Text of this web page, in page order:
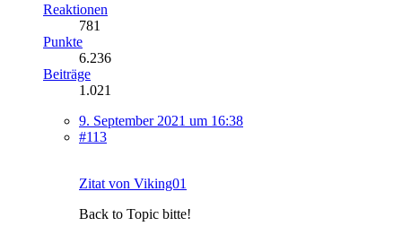
Reaktionen
781
Punkte
6.236
Beiträge
1.021
9. September 2021 um 16:38
#113
Zitat von Viking01
Back to Topic bitte!